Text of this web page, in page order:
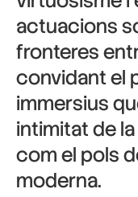
actuacions
fronteres
convidant el
immersius
intimitat de
com el pols
moderna.